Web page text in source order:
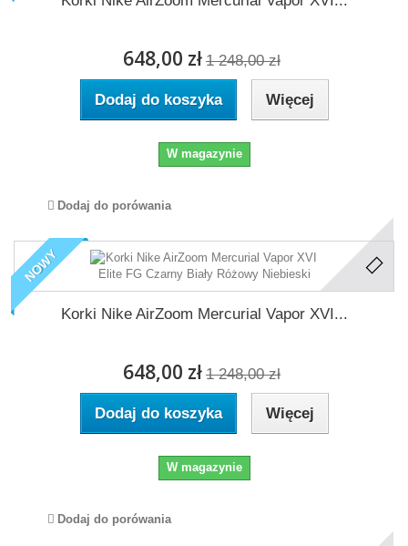
648,00 zł 1 248,00 zł
Dodaj do koszyka Więcej
W magazynie
Dodaj do porówania
NOWY
Korki Nike AirZoom Mercurial Vapor XVI...
648,00 zł 1 248,00 zł
Dodaj do koszyka Więcej
W magazynie
Dodaj do porówania